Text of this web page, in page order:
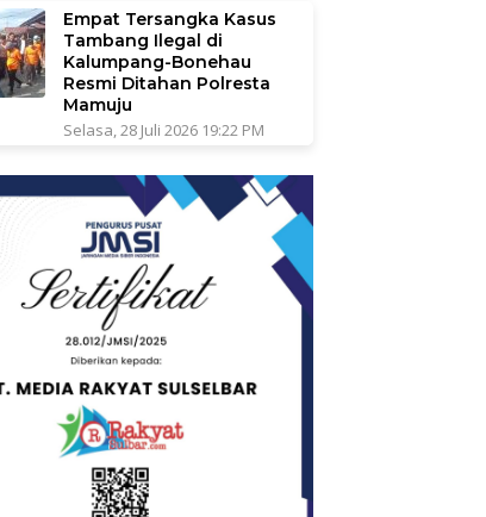
Empat Tersangka Kasus
Tambang Ilegal di
Kalumpang-Bonehau
Resmi Ditahan Polresta
Mamuju
Selasa, 28 Juli 2026 19:22 PM